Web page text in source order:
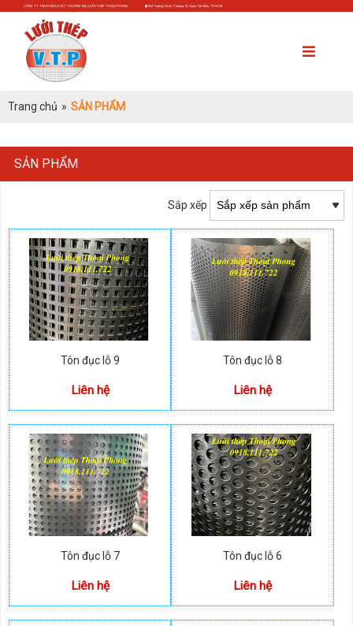
CÔNG TY TNHH SẢN XUẤT THƯƠNG MẠI LƯỚI THÉP THOẠI PHONG 552 Trường Chinh, Phường 13, Quận Tân Bình, TP.HCM
Trang chủ » SẢN PHẨM
SẢN PHẨM
Sắp xếp
Tôn đục lỗ 9
Liên hệ
Tôn đục lỗ 8
Liên hệ
Tôn đục lỗ 7
Liên hệ
Tôn đục lỗ 6
Liên hệ